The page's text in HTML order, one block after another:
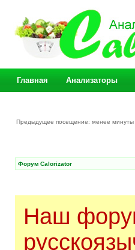
Главная Анализаторы
Предыдущее посещение: менее минуты
Форум Calorizator
Наш